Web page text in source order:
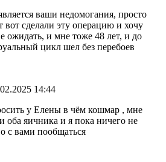
ваши недомогания, просто
вот сделали эту операцию и хочу
ожидать, и мне тоже 48 лет, и до
цикл шел без перебоев
14:44
у Елены в чём кошмар , мне
оба яичника и я пока ничего не
с вами пообщаться